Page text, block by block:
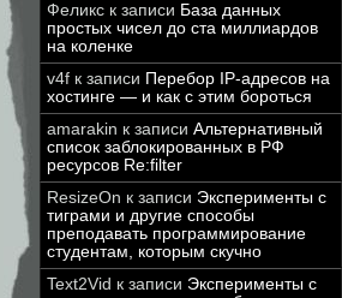
Феликс к записи База данных
простых чисел до ста миллиардов
на коленке
v4f к записи Перебор IP-адресов на
хостинге — и как с этим бороться
amarakin к записи Альтернативный
список заблокированных в РФ
ресурсов Re:filter
ResizeOn к записи Эксперименты с
тиграми и другие способы
преподавать программирование
студентам, которым скучно
Text2Vid к записи Эксперименты с